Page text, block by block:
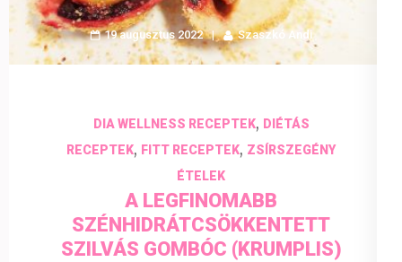
19 augusztus 2022 Szaszkó Andi
DIA WELLNESS RECEPTEK, DIÉTÁS
RECEPTEK, FITT RECEPTEK, ZSÍRSZEGÉNY
ÉTELEK
A LEGFINOMABB
SZÉNHIDRÁTCSÖKKENTETT
SZILVÁS GOMBÓC (KRUMPLIS)